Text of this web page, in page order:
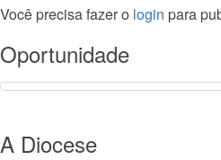
Você precisa fazer o login para
Oportunidade
A Diocese